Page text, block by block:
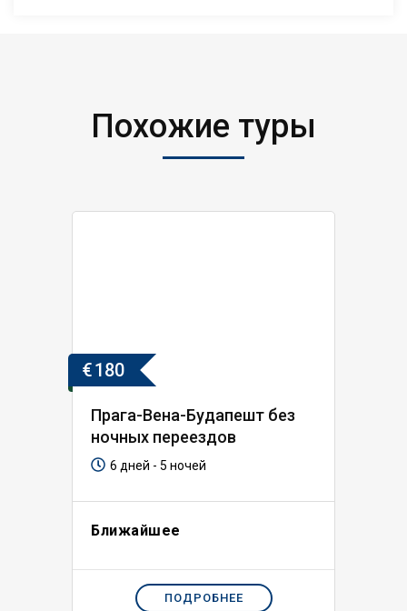
Похожие туры
€180
Прага-Вена-Будапешт без
ночных переездов
6 дней - 5 ночей
Ближайшее
ПОДРОБНЕЕ